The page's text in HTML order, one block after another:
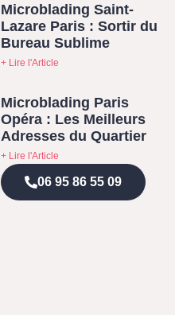
Microblading Saint-
Lazare Paris : Sortir du
Bureau Sublime
+ Lire l'Article
Microblading Paris
Opéra : Les Meilleurs
Adresses du Quartier
+ Lire l'Article
06 95 86 55 09